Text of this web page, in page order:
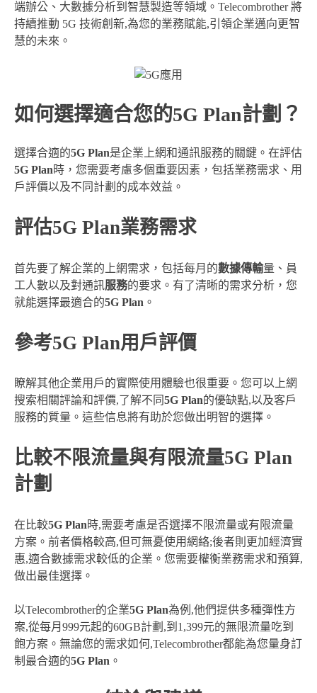
端辦公、大數據分析到智慧製造等領域。Telecombrother 將
持續推動 5G 技術創新,為您的業務賦能,引領企業邁向更智
慧的未來。
如何選擇適合您的5G Plan計劃？
選擇合適的5G Plan是企業上網和通訊服務的關鍵。在評估
5G Plan時，您需要考慮多個重要因素，包括業務需求、用
戶評價以及不同計劃的成本效益。
評估5G Plan業務需求
首先要了解企業的上網需求，包括每月的數據傳輸量、員
工人數以及對通訊服務的要求。有了清晰的需求分析，您
就能選擇最適合的5G Plan 。
參考5G Plan用戶評價
瞭解其他企業用戶的實際使用體驗也很重要。您可以上網
搜索相關評論和評價,了解不同 5G Plan的優缺點,以及客戶
服務的質量。這些信息將有助於您做出明智的選擇。
比較不限流量與有限流量5G Plan
計劃
在比較5G Plan時,需要考慮是否選擇不限流量或有限流量
方案。前者價格較高,但可無憂使用網絡;後者則更加經濟實
惠,適合數據需求較低的企業。您需要權衡業務需求和預算,
做出最佳選擇。
以Telecombrother的企業5G Plan為例,他們提供多種彈性方
案,從每月999元起的60GB計劃,到1,399元的無限流量吃到
飽方案。無論您的需求如何,Telecombrother都能為您量身訂
制最合適的5G Plan 。